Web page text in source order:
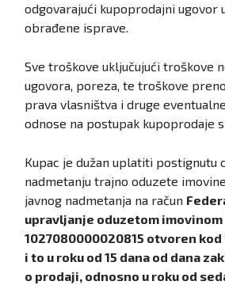
odgovarajući kupoprodajni ugovor
obrađene isprave.
Sve troškove uključujući troškove
ugovora, poreza, te troškove
prava vlasništva i druge
odnose na postupak kupoprodaje
Kupac je dužan uplatiti postignutu
nadmetanju trajno oduzete
javnog nadmetanja na račun
upravljanje oduzetom
1027080000020815 otvoren kod
i to u roku od 15 dana od dana
o prodaji, odnosno u roku od